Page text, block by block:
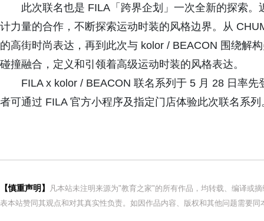
此次联名也是 FILA「跨界企划」一次全新的探索
计力量的合作，不断探索运动时装的风格边界。从
的高街时尚表达，再到此次与 kolor / BEACON 围绕解
碰撞融合，定义和引领着高级运动时装的风格表达。
FILA x kolor / BEACON 联名系列于 5 月 28 日率
者可通过 FILA 官方小程序及指定门店体验此次联名系列
【慎重声明】
凡本站未注明来源为"教育之家"的所有作品，均转载、编译或
表本站赞同其观点和对其真实性负责。如因作品内容、版权和其他问题需要